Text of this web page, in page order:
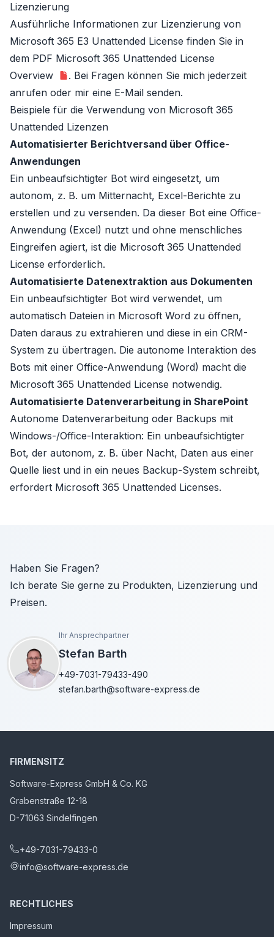
Lizenzierung
Ausführliche Informationen zur Lizenzierung von
Microsoft 365 E3 Unattended License finden Sie in
dem PDF Microsoft 365 Unattended License
Overview
. Bei Fragen können Sie mich jederzeit
anrufen oder mir eine E-Mail senden.
Beispiele für die Verwendung von Microsoft 365
Unattended Lizenzen
Automatisierter Berichtversand über Office-
Anwendungen
Ein unbeaufsichtigter Bot wird eingesetzt, um
autonom, z. B. um Mitternacht, Excel-Berichte zu
erstellen und zu versenden. Da dieser Bot eine Office-
Anwendung (Excel) nutzt und ohne menschliches
Eingreifen agiert, ist die Microsoft 365 Unattended
License erforderlich.
Automatisierte Datenextraktion aus Dokumenten
Ein unbeaufsichtigter Bot wird verwendet, um
automatisch Dateien in Microsoft Word zu öffnen,
Daten daraus zu extrahieren und diese in ein CRM-
System zu übertragen. Die autonome Interaktion des
Bots mit einer Office-Anwendung (Word) macht die
Microsoft 365 Unattended License notwendig.
Automatisierte Datenverarbeitung in SharePoint
Autonome Datenverarbeitung oder Backups mit
Windows-/Office-Interaktion: Ein unbeaufsichtigter
Bot, der autonom, z. B. über Nacht, Daten aus einer
Quelle liest und in ein neues Backup-System schreibt,
erfordert Microsoft 365 Unattended Licenses.
Haben Sie Fragen?
Ich berate Sie gerne zu Produkten, Lizenzierung und
Preisen.
Ihr Ansprechpartner
Stefan Barth
+49-7031-79433-490
stefan.barth@software-express.de
FIRMENSITZ
Software-Express GmbH & Co. KG
Grabenstraße 12-18
D-71063 Sindelfingen
+49-7031-79433-0
info@software-express.de
RECHTLICHES
Impressum